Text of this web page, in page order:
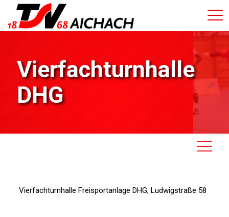
Vierfachturnhalle
DHG
Vierfachturnhalle Freisportanlage DHG, Ludwigstraße 58